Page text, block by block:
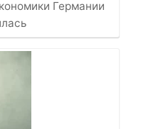
Германии